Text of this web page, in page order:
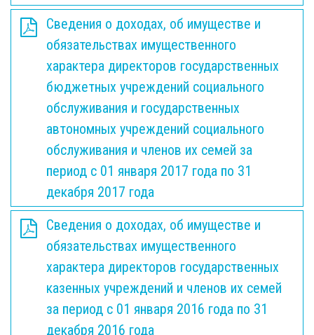
Сведения о доходах, об имуществе и
обязательствах имущественного
характера директоров государственных
бюджетных учреждений социального
обслуживания и государственных
автономных учреждений социального
обслуживания и членов их семей за
период с 01 января 2017 года по 31
декабря 2017 года
Сведения о доходах, об имуществе и
обязательствах имущественного
характера директоров государственных
казенных учреждений и членов их семей
за период с 01 января 2016 года по 31
декабря 2016 года